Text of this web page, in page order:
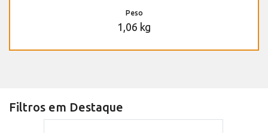
Peso
1,06 kg
Filtros em Destaque